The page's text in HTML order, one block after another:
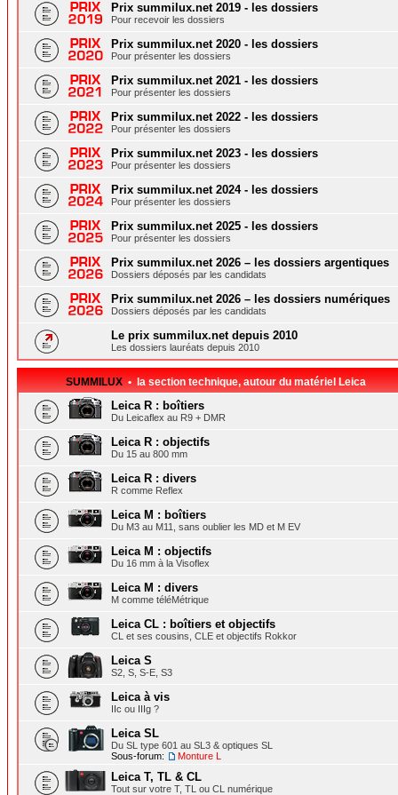
Prix summilux.net 2019 - les dossiers
Pour recevoir les dossiers
Prix summilux.net 2020 - les dossiers
Pour présenter les dossiers
Prix summilux.net 2021 - les dossiers
Pour présenter les dossiers
Prix summilux.net 2022 - les dossiers
Pour présenter les dossiers
Prix summilux.net 2023 - les dossiers
Pour présenter les dossiers
Prix summilux.net 2024 - les dossiers
Pour présenter les dossiers
Prix summilux.net 2025 - les dossiers
Pour présenter les dossiers
Prix summilux.net 2026 – les dossiers argentiques
Dossiers déposés par les candidats
Prix summilux.net 2026 – les dossiers numériques
Dossiers déposés par les candidats
Le prix summilux.net depuis 2010
Les dossiers lauréats depuis 2010
SUMMILUX • la section technique, autour du matériel Leica
Leica R : boîtiers
Du Leicaflex au R9 + DMR
Leica R : objectifs
Du 15 au 800 mm
Leica R : divers
R comme Reflex
Leica M : boîtiers
Du M3 au M11, sans oublier les MD et M EV
Leica M : objectifs
Du 16 mm à la Visoflex
Leica M : divers
M comme téléMétrique
Leica CL : boîtiers et objectifs
CL et ses cousins, CLE et objectifs Rokkor
Leica S
S2, S, S-E, S3
Leica à vis
IIc ou IIIg ?
Leica SL
Du SL type 601 au SL3 & optiques SL
Sous-forum:
Monture L
Leica T, TL & CL
Tout sur votre T, TL ou CL numérique